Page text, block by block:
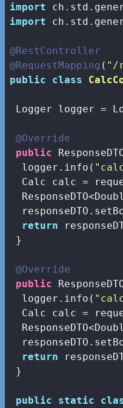
import
import
@RestController
@RequestMapping ( "/
public
class
Logger logger =
@Override
public
  logger.info(
Calc calc =
return
}
@Override
public
  logger.info(
Calc calc =
return
}
public static